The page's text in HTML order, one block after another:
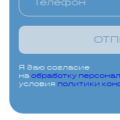
Я даю согласие
наобработку
условия политики